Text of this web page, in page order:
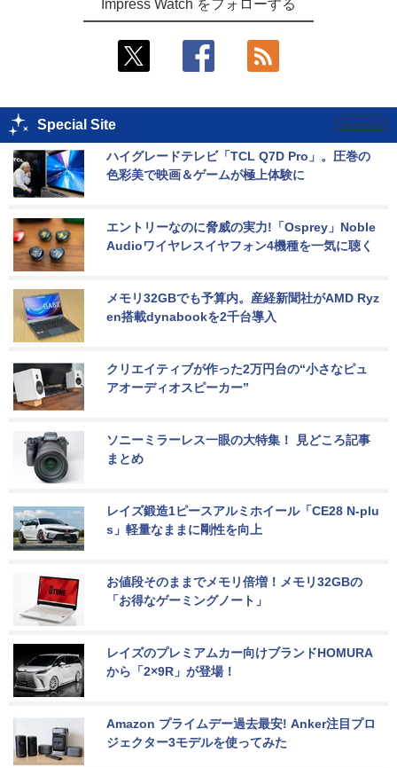
Impress Watch をフォローする
Special Site
ハイグレードテレビ「TCL Q7D Pro」。圧巻の
色彩美で映画＆ゲームが極上体験に
エントリーなのに脅威の実力!「Osprey」Noble
Audioワイヤレスイヤフォン4機種を一気に聴く
メモリ32GBでも予算内。産経新聞社がAMD Ryz
en搭載dynabookを2千台導入
クリエイティブが作った2万円台の“小さなピュ
アオーディオスピーカー”
ソニーミラーレス一眼の大特集！ 見どころ記事
まとめ
レイズ鍛造1ピースアルミホイール「CE28 N-plu
s」軽量なままに剛性を向上
お値段そのままでメモリ倍増！メモリ32GBの
「お得なゲーミングノート」
レイズのプレミアムカー向けブランドHOMURA
から「2×9R」が登場！
Amazon プライムデー過去最安! Anker注目プロ
ジェクター3モデルを使ってみた